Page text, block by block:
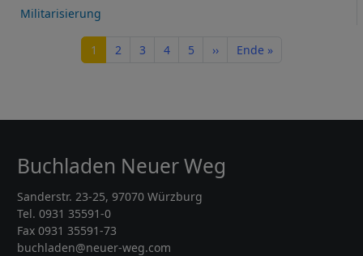
Militarisierung
Seite
1 Seite
2 Seite
3 Seite
4 Seite
5 Nächste Seite
›› Letzte Seite
Ende »
Buchladen Neuer Weg
Sanderstr. 23-25, 97070 Würzburg
Tel. 0931 35591-0
Fax 0931 35591-73
buchladen@neuer-weg.com